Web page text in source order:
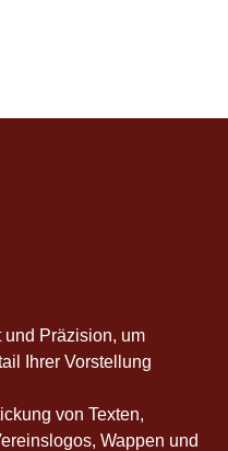
und Präzision, um
Ihrer Vorstellung
von Texten,
Wappen und